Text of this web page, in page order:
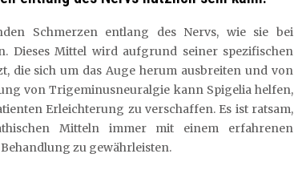
Schmerzen entlang des Nervs, wie sie bei
Dieses Mittel wird aufgrund seiner spezifischen
die sich um das Auge herum ausbreiten und von
von Trigeminusneuralgie kann Spigelia helfen,
Erleichterung zu verschaffen. Es ist ratsam,
Mitteln immer mit einem erfahrenen
zu gewährleisten.